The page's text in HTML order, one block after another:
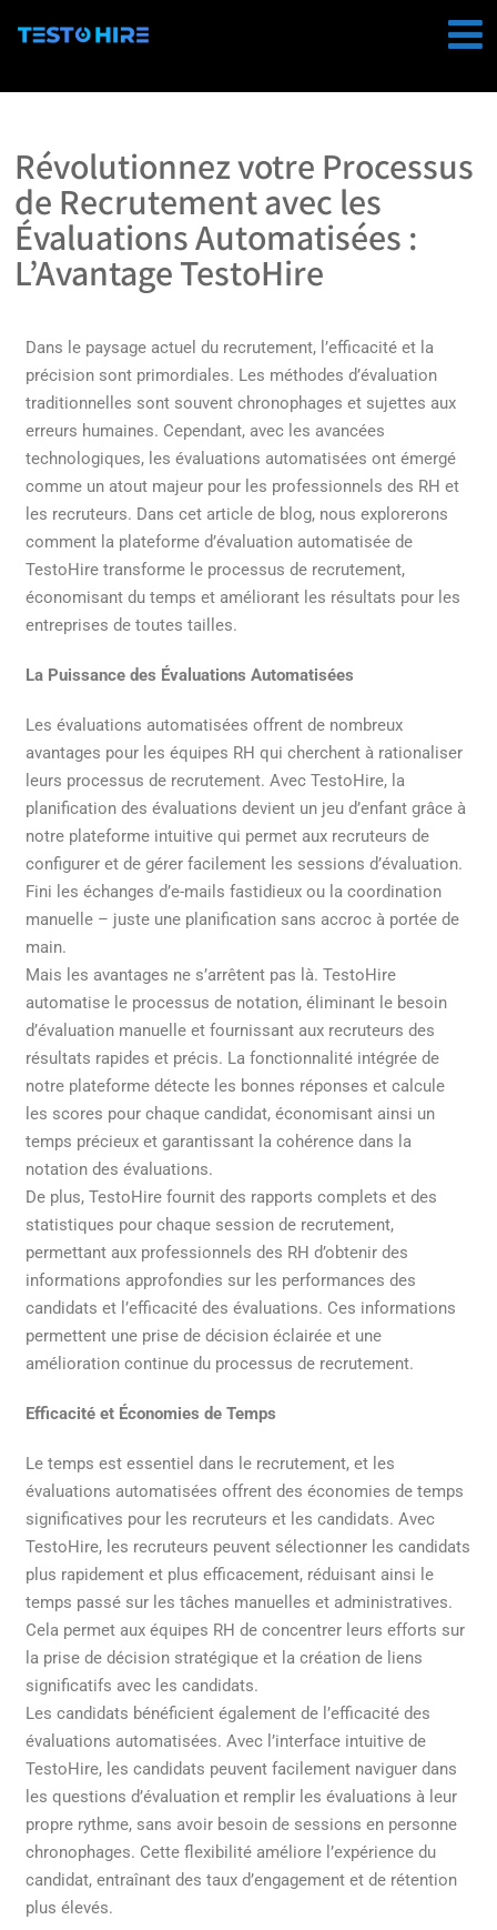
Révolutionnez votre Processus
de Recrutement avec les
Évaluations Automatisées :
L’Avantage TestoHire
Dans le paysage actuel du recrutement, l’efficacité et la
précision sont primordiales. Les méthodes d’évaluation
traditionnelles sont souvent chronophages et sujettes aux
erreurs humaines. Cependant, avec les avancées
technologiques, les évaluations automatisées ont émergé
comme un atout majeur pour les professionnels des RH et
les recruteurs. Dans cet article de blog, nous explorerons
comment la plateforme d’évaluation automatisée de
TestoHire transforme le processus de recrutement,
économisant du temps et améliorant les résultats pour les
entreprises de toutes tailles.
La Puissance des Évaluations Automatisées
Les évaluations automatisées offrent de nombreux
avantages pour les équipes RH qui cherchent à rationaliser
leurs processus de recrutement. Avec TestoHire, la
planification des évaluations devient un jeu d’enfant grâce à
notre plateforme intuitive qui permet aux recruteurs de
configurer et de gérer facilement les sessions d’évaluation.
Fini les échanges d’e-mails fastidieux ou la coordination
manuelle – juste une planification sans accroc à portée de
main.
Mais les avantages ne s’arrêtent pas là. TestoHire
automatise le processus de notation, éliminant le besoin
d’évaluation manuelle et fournissant aux recruteurs des
résultats rapides et précis. La fonctionnalité intégrée de
notre plateforme détecte les bonnes réponses et calcule
les scores pour chaque candidat, économisant ainsi un
temps précieux et garantissant la cohérence dans la
notation des évaluations.
De plus, TestoHire fournit des rapports complets et des
statistiques pour chaque session de recrutement,
permettant aux professionnels des RH d’obtenir des
informations approfondies sur les performances des
candidats et l’efficacité des évaluations. Ces informations
permettent une prise de décision éclairée et une
amélioration continue du processus de recrutement.
Efficacité et Économies de Temps
Le temps est essentiel dans le recrutement, et les
évaluations automatisées offrent des économies de temps
significatives pour les recruteurs et les candidats. Avec
TestoHire, les recruteurs peuvent sélectionner les candidats
plus rapidement et plus efficacement, réduisant ainsi le
temps passé sur les tâches manuelles et administratives.
Cela permet aux équipes RH de concentrer leurs efforts sur
la prise de décision stratégique et la création de liens
significatifs avec les candidats.
Les candidats bénéficient également de l’efficacité des
évaluations automatisées. Avec l’interface intuitive de
TestoHire, les candidats peuvent facilement naviguer dans
les questions d’évaluation et remplir les évaluations à leur
propre rythme, sans avoir besoin de sessions en personne
chronophages. Cette flexibilité améliore l’expérience du
candidat, entraînant des taux d’engagement et de rétention
plus élevés.